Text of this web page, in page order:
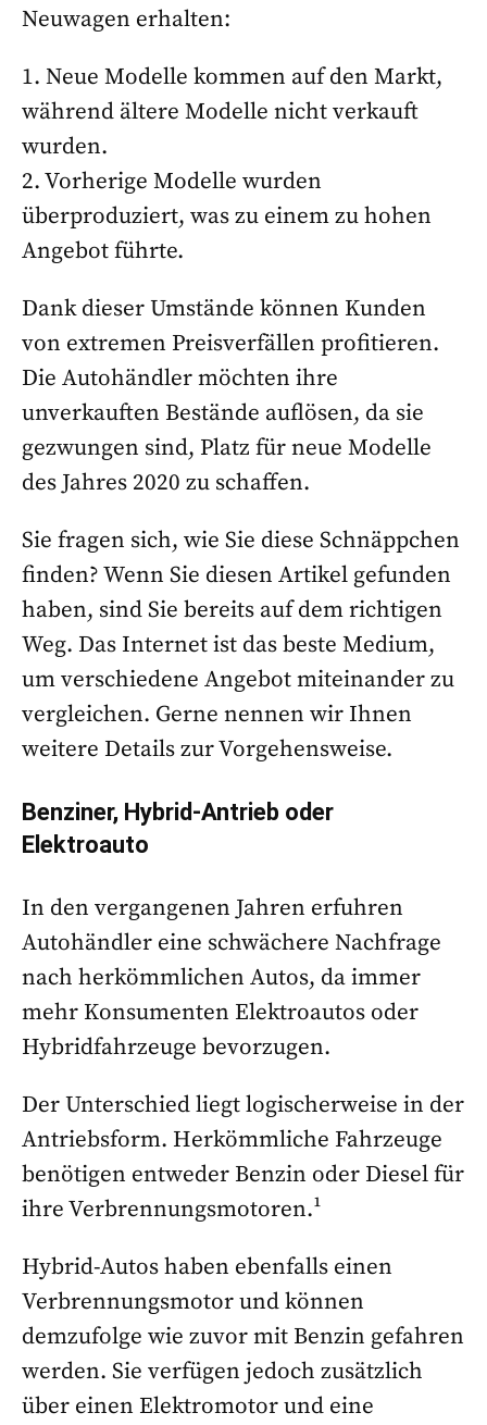
Neuwagen erhalten:
1. Neue Modelle kommen auf den Markt,
während ältere Modelle nicht verkauft
wurden.
2. Vorherige Modelle wurden
überproduziert, was zu einem zu hohen
Angebot führte.
Dank dieser Umstände können Kunden
von extremen Preisverfällen profitieren.
Die Autohändler möchten ihre
unverkauften Bestände auflösen, da sie
gezwungen sind, Platz für neue Modelle
des Jahres 2020 zu schaffen.
Sie fragen sich, wie Sie diese Schnäppchen
finden? Wenn Sie diesen Artikel gefunden
haben, sind Sie bereits auf dem richtigen
Weg. Das Internet ist das beste Medium,
um verschiedene Angebot miteinander zu
vergleichen. Gerne nennen wir Ihnen
weitere Details zur Vorgehensweise.
Benziner, Hybrid-Antrieb oder
Elektroauto
In den vergangenen Jahren erfuhren
Autohändler eine schwächere Nachfrage
nach herkömmlichen Autos, da immer
mehr Konsumenten Elektroautos oder
Hybridfahrzeuge bevorzugen.
Der Unterschied liegt logischerweise in der
Antriebsform. Herkömmliche Fahrzeuge
benötigen entweder Benzin oder Diesel für
ihre Verbrennungsmotoren.¹
Hybrid-Autos haben ebenfalls einen
Verbrennungsmotor und können
demzufolge wie zuvor mit Benzin gefahren
werden. Sie verfügen jedoch zusätzlich
über einen Elektromotor und eine